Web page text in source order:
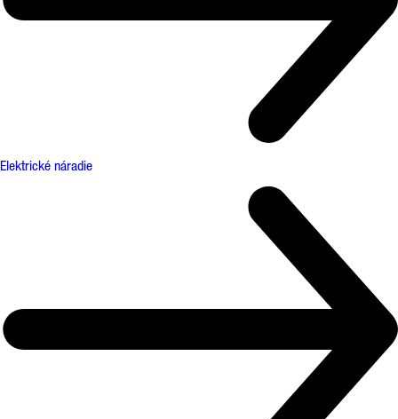
Elektrické náradie